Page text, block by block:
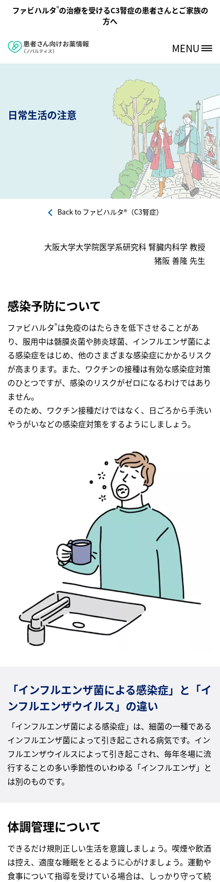
メインコンテンツに移動
ファビハルタ®の治療を受けるC3腎症の患者さんとご家族の
方へ
Site Logo MENU
日常生活の注意
Back to ファビハルタ®（C3腎症）
大阪大学大学院医学系研究科 腎臓内科学 教授
猪阪 善隆 先生
感染予防について
ファビハルタ®は免疫のはたらきを低下させることがあ
り、服用中は髄膜炎菌や肺炎球菌、インフルエンザ菌によ
る感染症をはじめ、他のさまざまな感染症にかかるリスク
が高まります。また、ワクチンの接種は有効な感染症対策
のひとつですが、感染のリスクがゼロになるわけではあり
ません。
そのため、ワクチン接種だけではなく、日ごろから手洗い
やうがいなどの感染症対策をするようにしましょう。
「インフルエンザ菌による感染症」と「イ
ンフルエンザウイルス」の違い
「インフルエンザ菌による感染症」は、細菌の一種である
インフルエンザ菌によって引き起こされる病気です。イン
フルエンザウイルスによって引き起こされ、毎年冬場に流
行することの多い季節性のいわゆる「インフルエンザ」と
は別のものです。
体調管理について
できるだけ規則正しい生活を意識しましょう。喫煙や飲酒
は控え、適度な睡眠をとるように心がけましょう。運動や
食事について指導を受けている場合は、しっかり守って続